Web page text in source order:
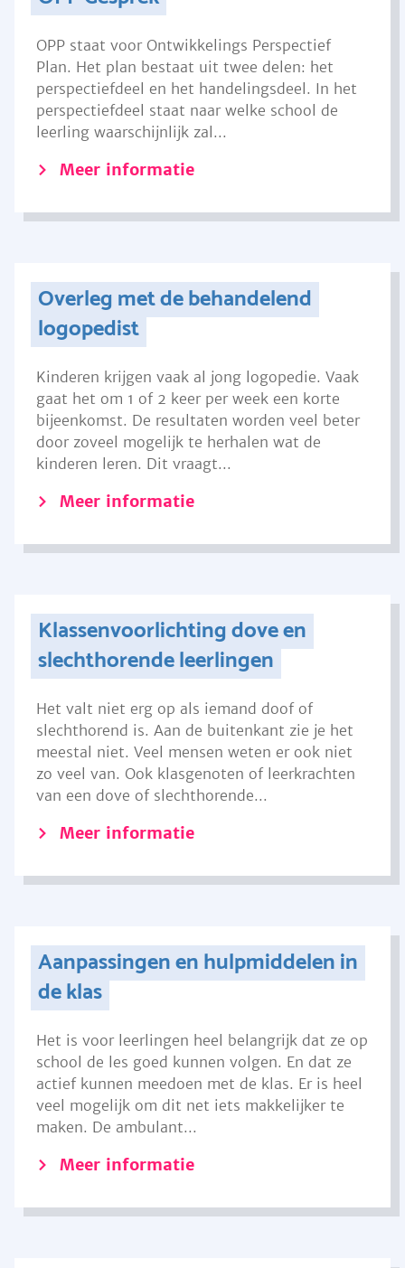
OPP staat voor Ontwikkelings Perspectief
Plan. Het plan bestaat uit twee delen: het
perspectiefdeel en het handelingsdeel. In het
perspectiefdeel staat naar welke school de
leerling waarschijnlijk zal...
Meer informatie
Overleg met de behandelend
logopedist
Kinderen krijgen vaak al jong logopedie. Vaak
gaat het om 1 of 2 keer per week een korte
bijeenkomst. De resultaten worden veel beter
door zoveel mogelijk te herhalen wat de
kinderen leren. Dit vraagt...
Meer informatie
Klassenvoorlichting dove en
slechthorende leerlingen
Het valt niet erg op als iemand doof of
slechthorend is. Aan de buitenkant zie je het
meestal niet. Veel mensen weten er ook niet
zo veel van. Ook klasgenoten of leerkrachten
van een dove of slechthorende...
Meer informatie
Aanpassingen en hulpmiddelen in
de klas
Het is voor leerlingen heel belangrijk dat ze op
school de les goed kunnen volgen. En dat ze
actief kunnen meedoen met de klas. Er is heel
veel mogelijk om dit net iets makkelijker te
maken. De ambulant...
Meer informatie